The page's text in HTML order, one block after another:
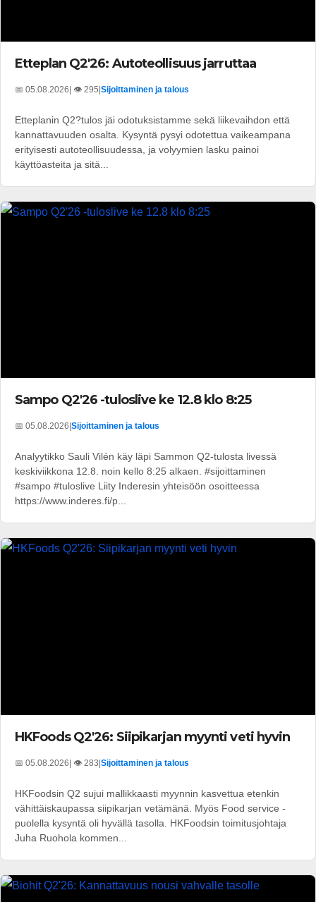
Etteplan Q2'26: Autoteollisuus jarruttaa
📅 05.08.2026| 👁️ 295|Sijoittaminen ja talous
Etteplanin Q2?tulos jäi odotuksistamme sekä liikevaihdon että
kannattavuuden osalta. Kysyntä pysyi odotettua vaikeampana
erityisesti autoteollisuudessa, ja volyymien lasku painoi
käyttöasteita ja sitä...
Sampo Q2'26 -tuloslive ke 12.8 klo 8:25
📅 05.08.2026 Sijoittaminen ja talous
Analyytikko Sauli Vilén käy läpi Sammon Q2-tulosta livessä
keskiviikkona 12.8. noin kello 8:25 alkaen. #sijoittaminen
#sampo #tuloslive Liity Inderesin yhteisöön osoitteessa
https://www.inderes.fi/p...
HKFoods Q2'26: Siipikarjan myynti veti hyvin
📅 05.08.2026 | 👁️ 283 Sijoittaminen ja talous
HKFoodsin Q2 sujui mallikkaasti myynnin kasvettua etenkin
vähittäiskaupassa siipikarjan vetämänä. Myös Food service -
puolella kysyntä oli hyvällä tasolla. HKFoodsin toimitusjohtaja
Juha Ruohola kommen...